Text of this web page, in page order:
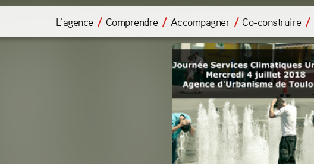
L’agence Comprendre Accompagner Co-construire